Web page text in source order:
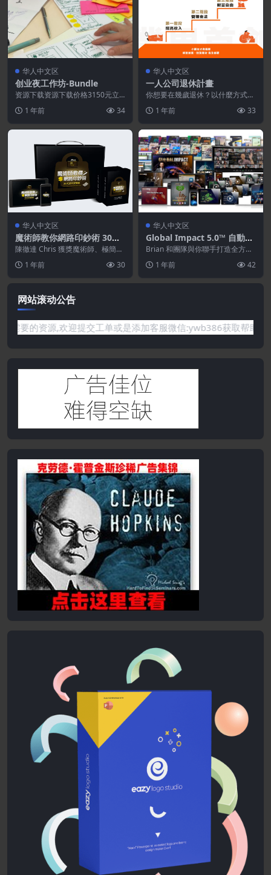
华人中文区
创业夜工作坊-Bundle
资源下载资源下载价格3150元立
有资源永久更新资源...
1 年前 34
华人中文区
一人公司退休計畫
你想要在幾歲退休？以什麼方式退
片，影片內有詳細...
1 年前 33
华人中文区
魔術師教你網路印鈔術 30天S
BS實戰班 方案
陳徹達 Chris 獲獎魔術師、極簡創
怪魔術帽...
1 年前 30
华人中文区
Global Impact 5.0™ 自動吸
客引擎
Brian 和團隊與你聯手打造全方位
ac...1 年前 42
网站滚动公告
需要的资源,欢迎提交工单或是添加客服微信:ywb386获取帮助！